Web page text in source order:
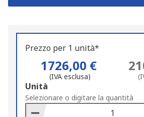
Prezzo per 1 unità*
1726,00 €
(IVA esclusa)
Add
to
Basket
Unità
Selezionare o digitare la quantità